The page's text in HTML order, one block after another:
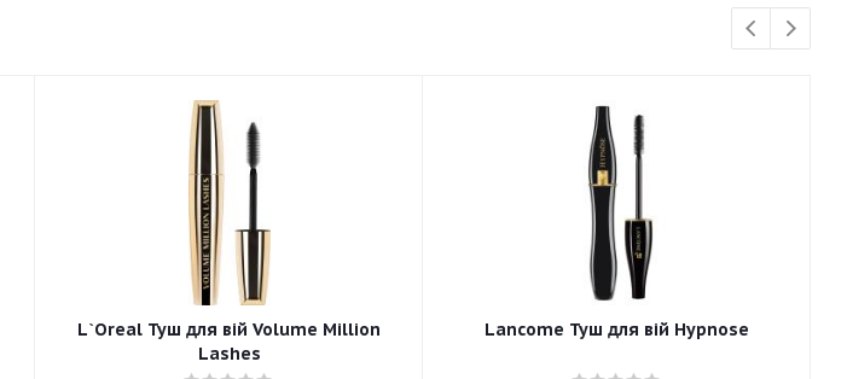
L`Oreal Туш для вій Volume Million
Lashes
Lancome Туш для вій Hypnose